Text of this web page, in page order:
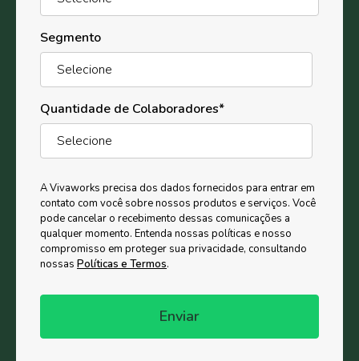
Segmento
Quantidade de Colaboradores*
A Vivaworks precisa dos dados fornecidos para entrar em
contato com você sobre nossos produtos e serviços. Você
pode cancelar o recebimento dessas comunicações a
qualquer momento. Entenda nossas políticas e nosso
compromisso em proteger sua privacidade, consultando
nossas Políticas e Termos.